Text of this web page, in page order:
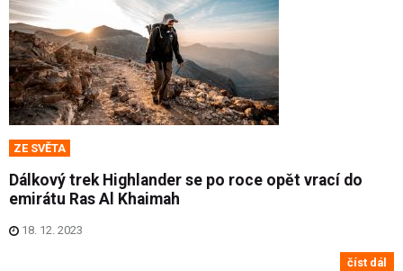
ZE SVĚTA
Dálkový trek Highlander se po roce opět vrací do
emirátu Ras Al Khaimah
18. 12. 2023
číst dál